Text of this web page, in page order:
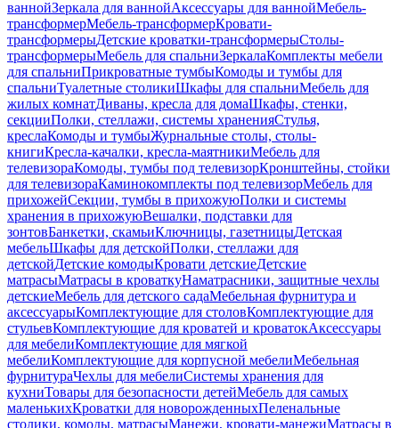
ваннойЗеркала для ваннойАксессуары для ваннойМебель-
трансформерМебель-трансформерКровати-
трансформерыДетские кроватки-трансформерыСтолы-
трансформерыМебель для спальниЗеркалаКомплекты мебели
для спальниПрикроватные тумбыКомоды и тумбы для
спальниТуалетные столикиШкафы для спальниМебель для
жилых комнатДиваны, кресла для домаШкафы, стенки,
секцииПолки, стеллажи, системы храненияСтулья,
креслаКомоды и тумбыЖурнальные столы, столы-
книгиКресла-качалки, кресла-маятникиМебель для
телевизораКомоды, тумбы под телевизорКронштейны, стойки
для телевизораКаминокомплекты под телевизорМебель для
прихожейСекции, тумбы в прихожуюПолки и системы
хранения в прихожуюВешалки, подставки для
зонтовБанкетки, скамьиКлючницы, газетницыДетская
мебельШкафы для детскойПолки, стеллажи для
детскойДетские комодыКровати детскиеДетские
матрасыМатрасы в кроваткуНаматрасники, защитные чехлы
детскиеМебель для детского садаМебельная фурнитура и
аксессуарыКомплектующие для столовКомплектующие для
стульевКомплектующие для кроватей и кроватокАксессуары
для мебелиКомплектующие для мягкой
мебелиКомплектующие для корпусной мебелиМебельная
фурнитураЧехлы для мебелиСистемы хранения для
кухниТовары для безопасности детейМебель для самых
маленькихКроватки для новорожденныхПеленальные
столики, комоды, матрасыМанежи, кровати-манежиМатрасы в